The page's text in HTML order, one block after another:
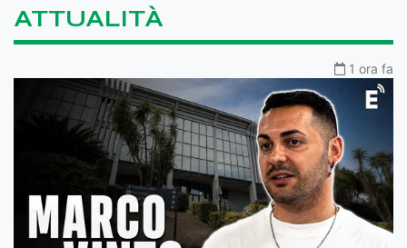
ATTUALITÀ
1 ora fa